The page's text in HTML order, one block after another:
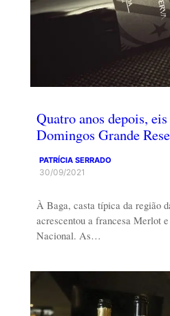
Quatro anos depois,
Domingos Grande
PATRÍCIA SERRADO
30/09/2021
À Baga, casta típica da região
acrescentou a francesa Merlot
Nacional. As…